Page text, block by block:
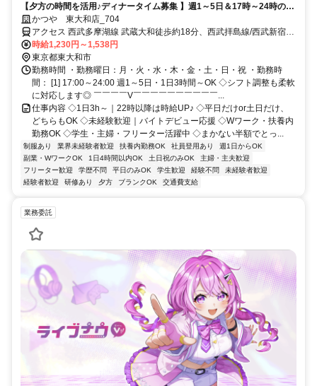
【夕方の時間を活用♪ディナータイム募集 】週1～5日＆17時～24時のう
ち1日3時間～OK◇未経験歓迎◇初バイト・久しぶりのお仕事復帰を応
援◇履歴書不要◇学業との両立やWワークなどあなたらしく働ける◇ま
かないあり！ボリュームたっぷりのメニューが半額で食べられる♪
かつや 東大和店_704
アクセス 西武多摩湖線 武蔵大和徒歩約18分、西武拝島線/西武新宿線
東大和市徒歩約25分、多摩都市モノレール線 上北台徒歩約28分 新青
梅街道（5号線）沿い、「東京街道入口」交差点すぐ、バス停「消防
署」より徒歩2分
時給1,230円～1,538円
東京都東大和市
勤務時間 ・勤務曜日：月・火・水・木・金・土・日・祝 ・勤務時
間： [1] 17:00～24:00 週1～5日・1日3時間～OK ◇シフト調整も柔軟
に対応します◎ ￣￣￣￣V￣￣￣￣￣￣￣￣￣￣...
仕事内容 ◇1日3h～｜22時以降は時給UP♪ ◇平日だけor土日だけ、
どちらもOK ◇未経験歓迎｜バイトデビュー応援 ◇Wワーク・扶養内
勤務OK ◇学生・主婦・フリーター活躍中 ◇まかない半額でとっ...
制服あり 業界未経験者歓迎 扶養内勤務OK 社員登用あり
週1日からOK
副業・WワークOK
1日4時間以内OK 土日祝のみOK
主婦・主夫歓迎
フリーター歓迎
学歴不問 平日のみOK 学生歓迎 経験不問
未経験者歓迎
経験者歓迎
研修あり 夕方 ブランクOK 交通費支給
業務委託